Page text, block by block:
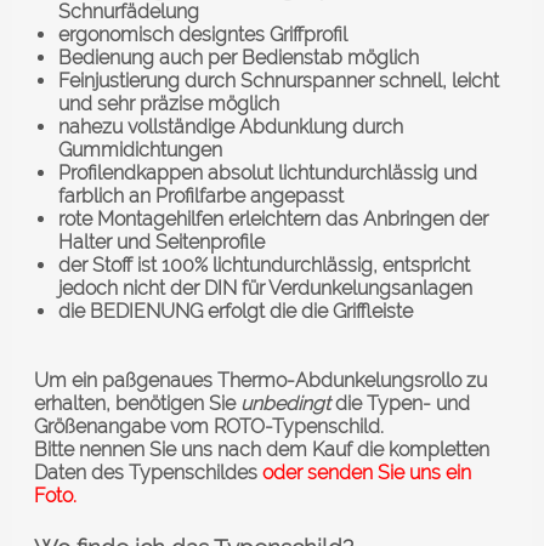
Schnurfädelung
ergonomisch designtes Griffprofil
Bedienung auch per Bedienstab möglich
Feinjustierung durch Schnurspanner schnell, leicht
und sehr präzise möglich
nahezu vollständige Abdunklung durch
Gummidichtungen
Profilendkappen absolut lichtundurchlässig und
farblich an Profilfarbe angepasst
rote Montagehilfen erleichtern das Anbringen der
Halter und Seitenprofile
der Stoff ist 100% lichtundurchlässig, entspricht
jedoch nicht der DIN für Verdunkelungsanlagen
die BEDIENUNG erfolgt die die Griffleiste
Um ein paßgenaues Thermo-Abdunkelungsrollo zu
erhalten, benötigen Sie unbedingtdie Typen- und
Größenangabe vom ROTO-Typenschild.
Bitte nennen Sie uns nach dem Kauf die kompletten
Daten des Typenschildes oder senden Sie uns ein
Foto.